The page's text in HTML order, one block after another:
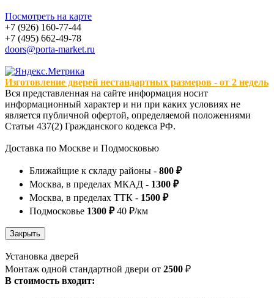
Посмотреть на карте
+7 (926) 160-77-44
+7 (495) 662-49-78
doors@porta-market.ru
Изготовление дверей нестандартных размеров - от 2 недель
Вся представленная на сайте информация носит
информационный характер и ни при каких условиях не
является публичной офертой, определяемой положениями
Статьи 437(2) Гражданского кодекса РФ.
Доставка по Москве и Подмосковью
Ближайщие к складу районы - 800 ₽
Москва, в пределах МКАД - 1300 ₽
Москва, в пределах ТТК - 1500 ₽
Подмосковье 1300 ₽40 ₽/км
Установка дверей
Монтаж одной стандартной двери от 2500 ₽
В стоимость входит: